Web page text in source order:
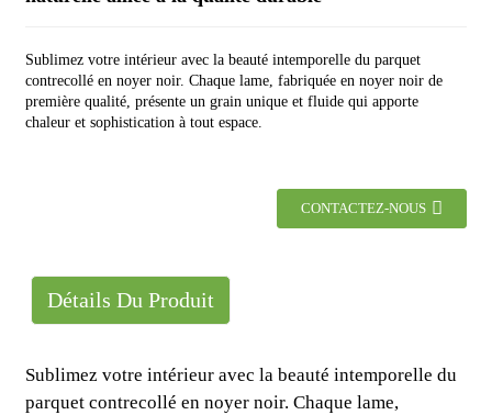
Sublimez votre intérieur avec la beauté intemporelle du parquet
contrecollé en noyer noir. Chaque lame, fabriquée en noyer noir de
première qualité, présente un grain unique et fluide qui apporte
chaleur et sophistication à tout espace.
CONTACTEZ-NOUS
Détails Du Produit
Sublimez votre intérieur avec la beauté intemporelle du
parquet contrecollé en noyer noir. Chaque lame,